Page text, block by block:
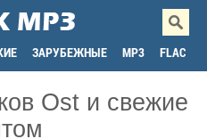
ЗАРУБЕЖНЫЕ MP3 FLAC
Ost и свежие